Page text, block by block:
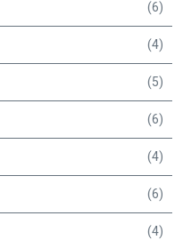
(6)
(4)
(5)
(6)
(4)
(6)
(4)